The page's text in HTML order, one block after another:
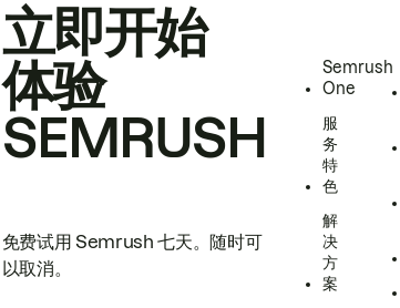
立即开始
体验
SEMRUSH
免费试用 Semrush 七天。随时可
以取消。
Semrush
One
服
务
特
色
解
决
方
案